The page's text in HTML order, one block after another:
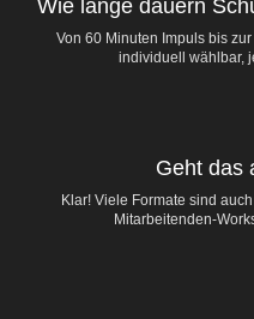
Wie lange dauern
Von 60 Minuten Impuls bis
individuell wählbar,
Geht das
Klar! Viele Formate sind
Mitarbeitenden-